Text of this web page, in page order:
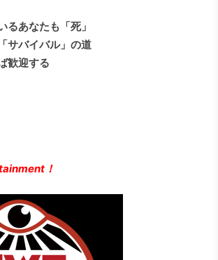
るあなたも「死」
サバイバル」の道
歓迎する
！